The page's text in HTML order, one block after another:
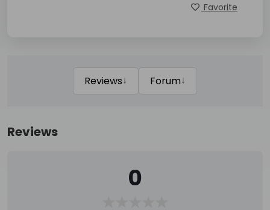
Favorite
Reviews↓ Forum↓
Reviews
0